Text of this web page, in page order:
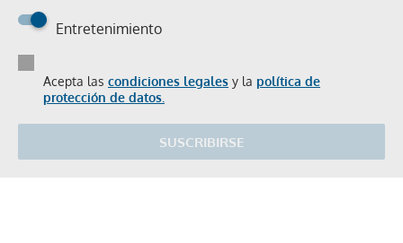
Entretenimiento
Acepta las condiciones legales y la política de
protección de datos.
SUSCRIBIRSE